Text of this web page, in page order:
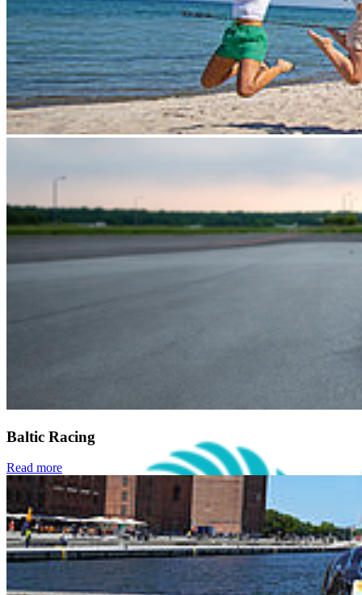
Baltic Racing
Read more
Fakultät für Wirtschaft
Hochschulkommunikation
Login
Webmailer